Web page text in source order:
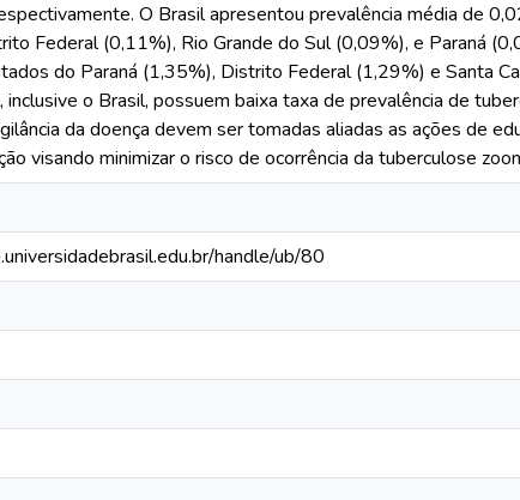
O Brasil apresentou prevalência média de
Federal (0,11%), Rio Grande do Sul (0,09%), e Paraná
do Paraná (1,35%), Distrito Federal (1,29%) e Santa
o Brasil, possuem baixa taxa de prevalência de
da doença devem ser tomadas aliadas as ações de
visando minimizar o risco de ocorrência da tuberculose
handle/ub/80